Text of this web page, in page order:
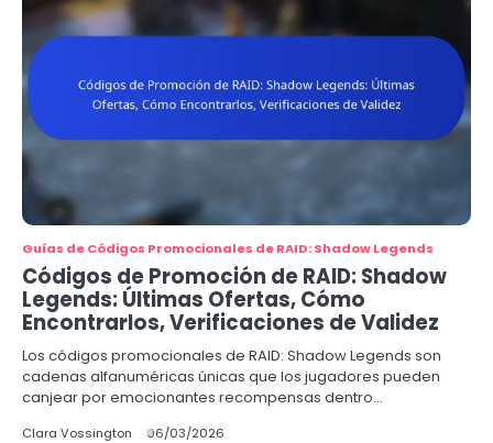
Guías de Códigos Promocionales de RAID: Shadow Legends
Códigos de Promoción de RAID: Shadow
Legends: Últimas Ofertas, Cómo
Encontrarlos, Verificaciones de Validez
Los códigos promocionales de RAID: Shadow Legends son
cadenas alfanuméricas únicas que los jugadores pueden
canjear por emocionantes recompensas dentro…
Clara Vossington 06/03/2026